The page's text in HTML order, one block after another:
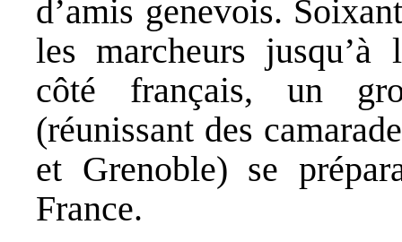
d’amis genevois.
les marcheurs jusqu’à
côté français, un
(réunissant des
et Grenoble) se
France.